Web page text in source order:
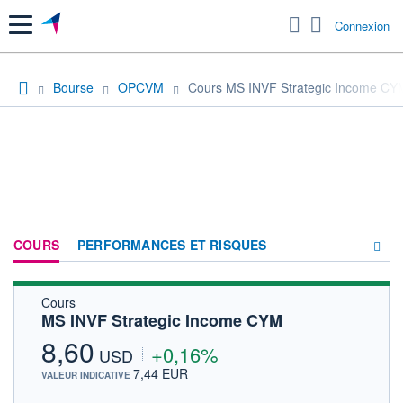
Menu Connexion
Bourse OPCVM Cours MS INVF Strategic Income
COURS PERFORMANCES ET RISQUES
Cours
MS INVF Strategic Income CYM
8,60 USD +0,16%
VALEUR INDICATIVE 7,44 EUR